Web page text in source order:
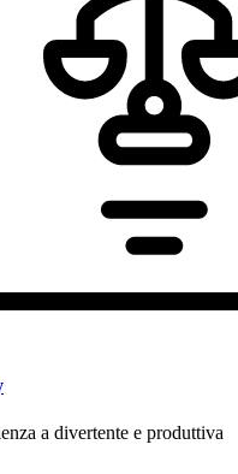
a divertente e produttiva